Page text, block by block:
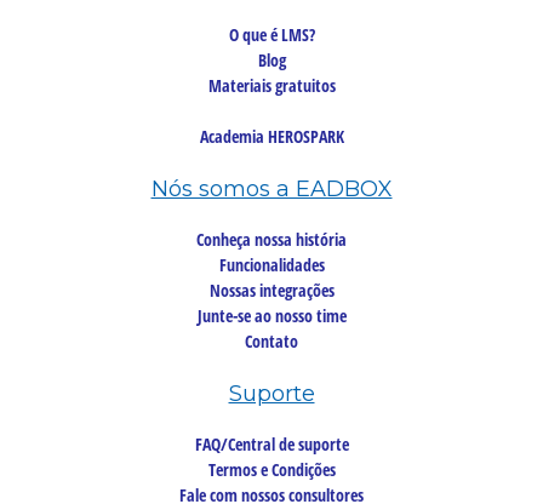
O que é LMS?
Blog
Materiais gratuitos
Academia HEROSPARK
Nós somos a EADBOX
Conheça nossa história
Funcionalidades
Nossas integrações
Junte-se ao nosso time
Contato
Suporte
FAQ/Central de suporte
Termos e Condições
Fale com nossos consultores